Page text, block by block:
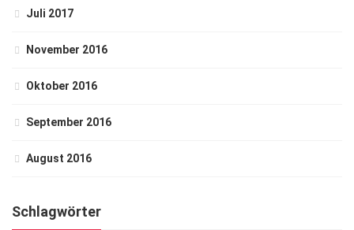
Juli 2017
November 2016
Oktober 2016
September 2016
August 2016
Schlagwörter